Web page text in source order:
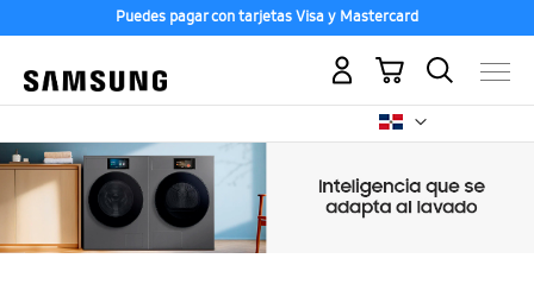
Puedes pagar con tarjetas Visa y Mastercard
Mi carrito